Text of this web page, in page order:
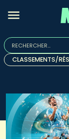
Rechercher :
Quand les
CLASSEMENTS/